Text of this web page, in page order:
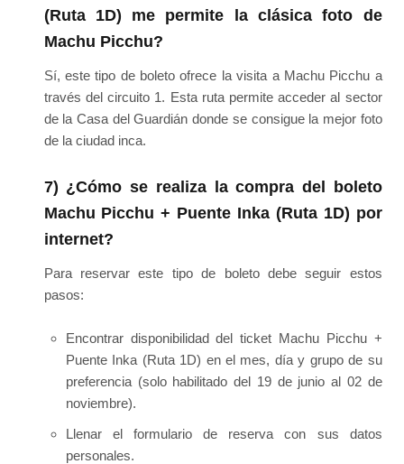
(Ruta 1D) me permite la clásica foto de
Machu Picchu?
Sí, este tipo de boleto ofrece la visita a Machu Picchu a
través del circuito 1. Esta ruta permite acceder al sector
de la Casa del Guardián donde se consigue la mejor foto
de la ciudad inca.
7) ¿Cómo se realiza la compra del boleto
Machu Picchu + Puente Inka (Ruta 1D) por
internet?
Para reservar este tipo de boleto debe seguir estos
pasos:
Encontrar disponibilidad del ticket Machu Picchu +
Puente Inka (Ruta 1D) en el mes, día y grupo de su
preferencia (solo habilitado del 19 de junio al 02 de
noviembre).
Llenar el formulario de reserva con sus datos
personales.